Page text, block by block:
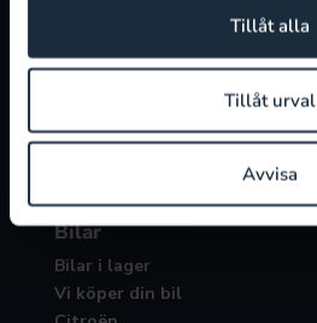
Tillåt alla
Tillåt urval
Avvisa
Servicepaket
Laga eller byta vindruta
Bilar
Bilar i lager
Vi köper din bil